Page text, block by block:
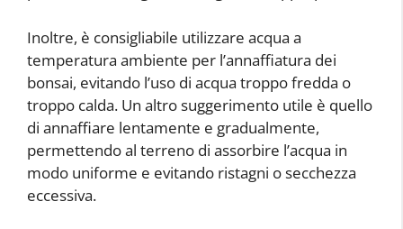
Inoltre, è consigliabile utilizzare acqua a
temperatura ambiente per l’annaffiatura dei
bonsai, evitando l’uso di acqua troppo fredda o
troppo calda. Un altro suggerimento utile è quello
di annaffiare lentamente e gradualmente,
permettendo al terreno di assorbire l’acqua in
modo uniforme e evitando ristagni o secchezza
eccessiva.